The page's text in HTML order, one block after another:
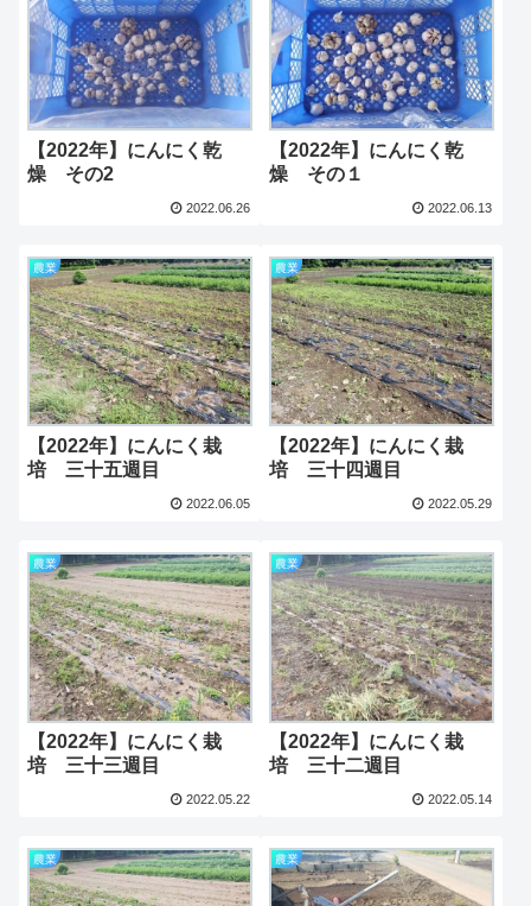
【2022年】にんにく乾
燥 その2
2022.06.26
【2022年】にんにく乾
燥 その１
2022.06.13
農業
【2022年】にんにく栽
培 三十五週目
2022.06.05
農業
【2022年】にんにく栽
培 三十四週目
2022.05.29
農業
【2022年】にんにく栽
培 三十三週目
2022.05.22
農業
【2022年】にんにく栽
培 三十二週目
2022.05.14
農業 農業